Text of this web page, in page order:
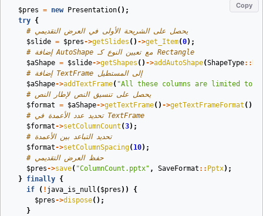
Copy
$pres = new Presentation();
try {
# يحصل على الشريحة الأولى في العرض التقديمي
$slide = $pres->getSlides () ->get_Item(0);
# إضافة AutoShape مع تعيين النوع كـ Rectangle
$aShape = $slide->getShapes () ->addAutoShape(ShapeType::
# إضافة TextFrame إلى المستطيل
$aShape->addTextFrame( "All these columns are limited to
# يحصل على تنسيق النص لإطار النص
$format = $aShape->getTextFrame() ->getTextFrameFormat ();
# تحديد عدد الأعمدة في TextFrame
$format->setColumnCount (3);
# تحديد التباعد بين الأعمدة
$format->setColumnSpacing(10);
# حفظ العرض التقديمي
$pres->save( "ColumnCount.pptx" , SaveFormat :: Pptx);
} finally {
if
( ! java_is_null ($pres ))
{
$pres->dispose();
}